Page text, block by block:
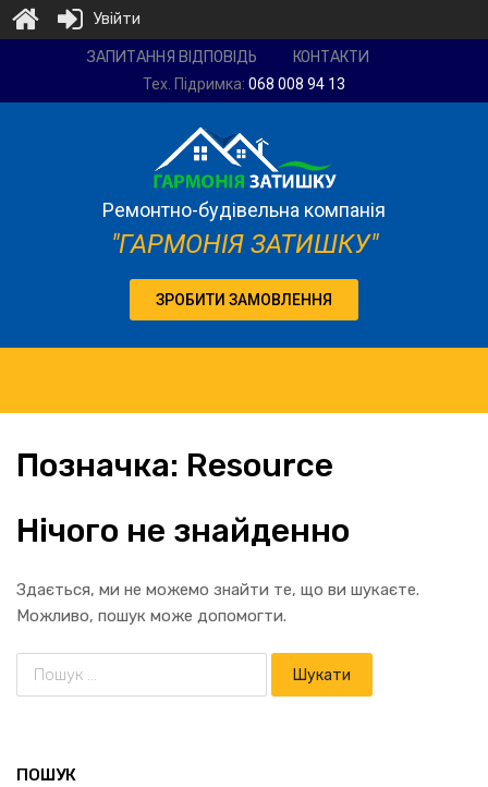
компанія
ЗАПИТАННЯ ВІДПОВІДЬ КОНТАКТИ
Тех. Підримка: 068 008 94 13
Ремонтно-будівельна компанія
"ГАРМОНІЯ ЗАТИШКУ"
ЗРОБИТИ ЗАМОВЛЕННЯ
Позначка: Resource
Нічого не знайденно
Здається, ми не можемо знайти те, що ви шукаєте.
Можливо, пошук може допомогти.
ПОШУК
Увійти